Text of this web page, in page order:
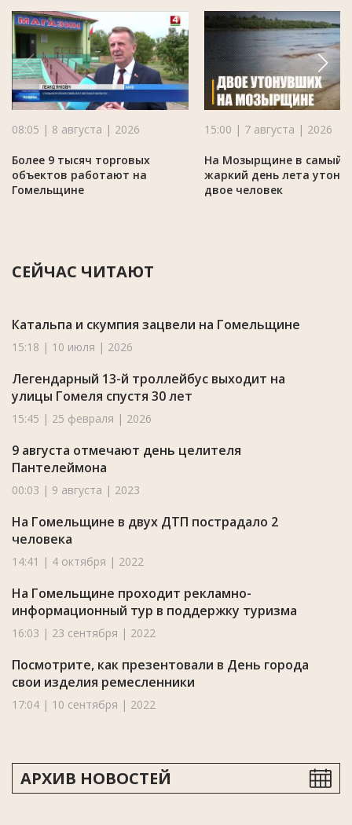
08:05 | 8 августа | 2026
Более 9 тысяч торговых
объектов работают на
Гомельщине
15:00 | 7 августа | 2026
На Мозырщине в самый
жаркий день лета
двое человек
СЕЙЧАС ЧИТАЮТ
Катальпа и скумпия зацвели на Гомельщине
15:18 | 10 июля | 2026
Легендарный 13-й троллейбус выходит на
улицы Гомеля спустя 30 лет
15:45 | 25 февраля | 2026
9 августа отмечают день целителя
Пантелеймона
00:03 | 9 августа | 2023
На Гомельщине в двух ДТП пострадало 2
человека
14:41 | 4 октября | 2022
На Гомельщине проходит рекламно-
информационный тур в поддержку туризма
16:03 | 23 сентября | 2022
Посмотрите, как презентовали в День города
свои изделия ремесленники
17:04 | 10 сентября | 2022
АРХИВ НОВОСТЕЙ